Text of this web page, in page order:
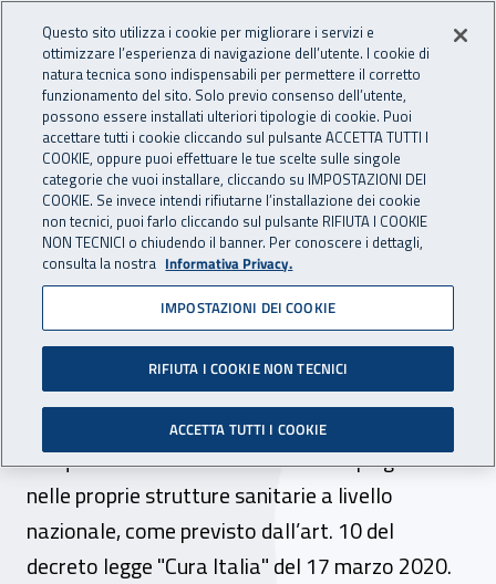
INAIL - Istituto Nazionale
Apri cerca
Navigazione principale
Navigazione - Ti trovi in:
Home Inail comunica Avvisi
Procedura straordinaria:
pubblicato il bando per
l'acquisizione n. 100
infermieri
Pubblicata una procedura straordinaria per
l’acquisizione di 100 infermieri da impiegare
nelle proprie strutture sanitarie a livello
nazionale, come previsto dall’art. 10 del
decreto legge "Cura Italia" del 17 marzo 2020.
Questo sito utilizza i cookie per migliorare i servizi e
ottimizzare l’esperienza di navigazione dell’utente. I cookie di
natura tecnica sono indispensabili per permettere il corretto
funzionamento del sito. Solo previo consenso dell’utente,
possono essere installati ulteriori tipologie di cookie. Puoi
accettare tutti i cookie cliccando sul pulsante ACCETTA TUTTI I
COOKIE, oppure puoi effettuare le tue scelte sulle singole
categorie che vuoi installare, cliccando su IMPOSTAZIONI DEI
COOKIE. Se invece intendi rifiutarne l’installazione dei cookie
non tecnici, puoi farlo cliccando sul pulsante RIFIUTA I COOKIE
NON TECNICI o chiudendo il banner. Per conoscere i dettagli,
consulta la nostra Informativa Privacy.
IMPOSTAZIONI DEI COOKIE
RIFIUTA I COOKIE NON TECNICI
ACCETTA TUTTI I COOKIE